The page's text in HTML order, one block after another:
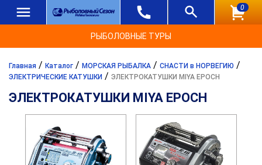
0
РЫБОЛОВНЫЕ ТУРЫ
Главная / Каталог / МОРСКАЯ РЫБАЛКА / СНАСТИ в НОРВЕГИЮ /
ЭЛЕКТРИЧЕСКИЕ КАТУШКИ / ЭЛЕКТРОКАТУШКИ MIYA EPOCH
ЭЛЕКТРОКАТУШКИ MIYA EPOCH